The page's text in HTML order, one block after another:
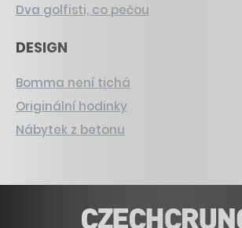
Dva golfisti, co pečou
DESIGN
Bomma není tichá
Originální hodinky
Nábytek z betonu